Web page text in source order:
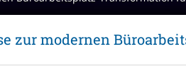
zur modernen